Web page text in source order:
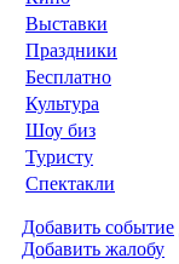
Выставки
Праздники
Бесплатно
Культура
Шоу биз
Туристу
Спектакли
Добавить событие
Добавить жалобу